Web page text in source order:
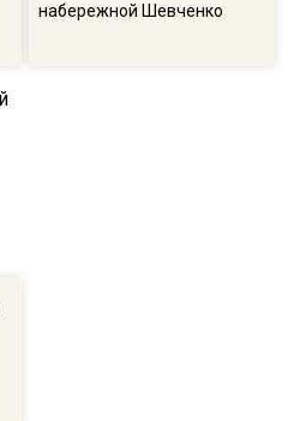
набережной Шевченко